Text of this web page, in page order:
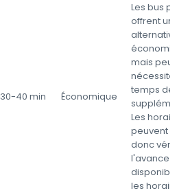
30-40 min Économique
Les bus
offrent
mais
temps de
Les
peuvent
donc
l'avance
les